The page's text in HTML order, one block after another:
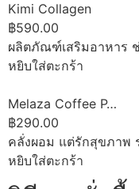
Kimi Collagen
฿590.00
ผลิตภัณฑ์เสริมอาหาร
หยิบใส่ตะกร้า
Melaza Coffee P…
฿290.00
คลั่งผอม แต่รักสุขภาพ
หยิบใส่ตะกร้า